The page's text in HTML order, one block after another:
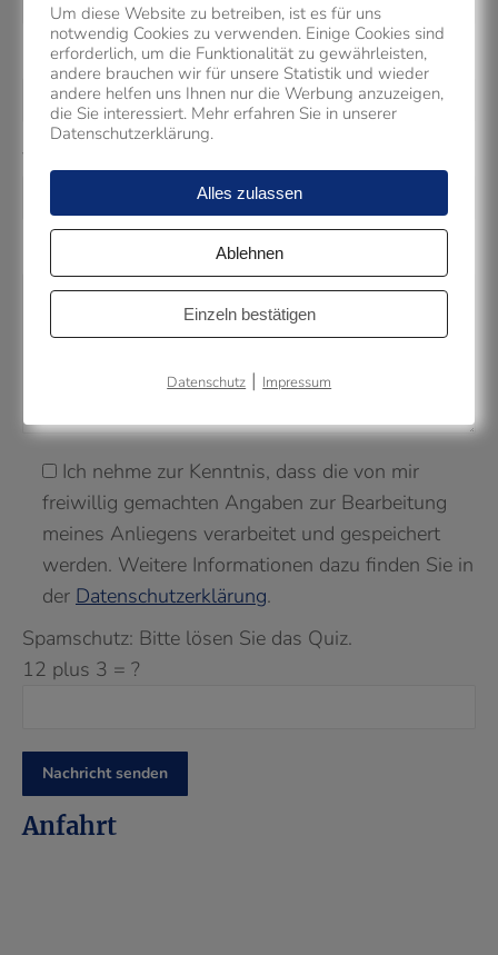
E-Mail*
Telefon*
Ihre Nachricht (optional)
Ich nehme zur Kenntnis, dass die von mir
freiwillig gemachten Angaben zur Bearbeitung
meines Anliegens verarbeitet und gespeichert
werden. Weitere Informationen dazu finden Sie in
der Datenschutzerklärung.
Spamschutz: Bitte lösen Sie das Quiz.
12 plus 3 = ?
Anfahrt
Um diese Website zu betreiben, ist es für uns
notwendig Cookies zu verwenden. Einige Cookies sind
erforderlich, um die Funktionalität zu gewährleisten,
andere brauchen wir für unsere Statistik und wieder
andere helfen uns Ihnen nur die Werbung anzuzeigen,
die Sie interessiert. Mehr erfahren Sie in unserer
Datenschutzerklärung.
Alles zulassen
Ablehnen
Einzeln bestätigen
Datenschutz| Impressum